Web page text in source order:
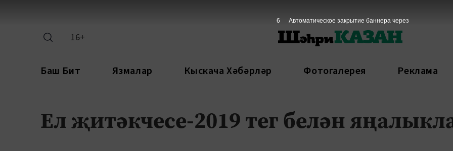
16+
Баш Бит Язмалар Кыскача Хәбәрләр Фотогалерея Реклама
Ел җитәкчесе-2019 тег белән
6 Автоматическое закрытие баннера через